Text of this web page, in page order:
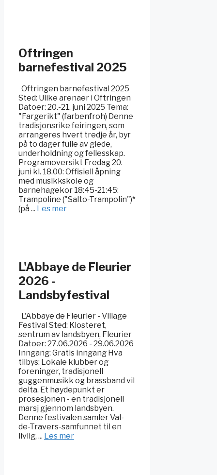
Oftringen
barnefestival 2025
Oftringen barnefestival 2025
Sted: Ulike arenaer i Oftringen
Datoer: 20.-21. juni 2025 Tema:
"Fargerikt" (farbenfroh) Denne
tradisjonsrike feiringen, som
arrangeres hvert tredje år, byr
på to dager fulle av glede,
underholdning og fellesskap.
Programoversikt Fredag 20.
juni kl. 18.00: Offisiell åpning
med musikkskole og
barnehagekor 18:45-21:45:
Trampoline ("Salto-Trampolin")*
(på ... Les mer
L'Abbaye de Fleurier
2026 -
Landsbyfestival
L'Abbaye de Fleurier - Village
Festival Sted: Klosteret,
sentrum av landsbyen, Fleurier
Datoer: 27.06.2026 - 29.06.2026
Inngang: Gratis inngang Hva
tilbys: Lokale klubber og
foreninger, tradisjonell
guggenmusikk og brassband vil
delta. Et høydepunkt er
prosesjonen - en tradisjonell
marsj gjennom landsbyen.
Denne festivalen samler Val-
de-Travers-samfunnet til en
livlig, ... Les mer